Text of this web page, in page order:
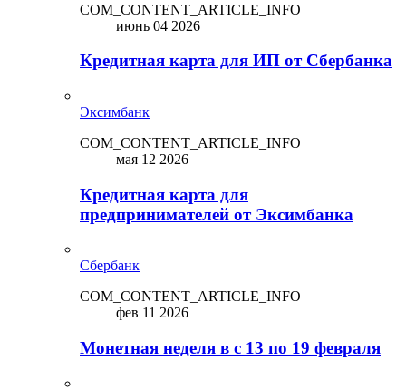
COM_CONTENT_ARTICLE_INFO
июнь 04 2026
Кредитная карта для ИП от Сбербанка
Эксимбанк
COM_CONTENT_ARTICLE_INFO
мая 12 2026
Кредитная карта для
предпринимателей от Эксимбанка
Сбербанк
COM_CONTENT_ARTICLE_INFO
фев 11 2026
Монетная неделя в с 13 по 19 февраля